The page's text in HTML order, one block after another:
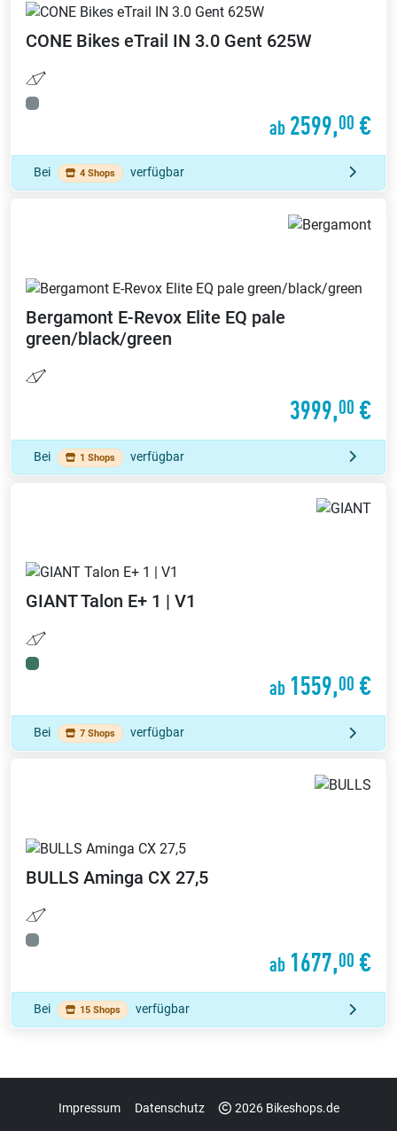
CONE Bikes eTrail IN 3.0 Gent 625W
ab 2599,00 €
Bei 4 Shops verfügbar
Bergamont E-Revox Elite EQ pale
green/black/green
3999,00 €
Bei 1 Shops verfügbar
GIANTTalon E+ 1 | V1
ab 1559,00 €
Bei 7 Shops verfügbar
BULLS Aminga CX 27,5
ab 1677,00 €
Bei 15 Shops verfügbar
Impressum Datenschutz 2026 Bikeshops.de